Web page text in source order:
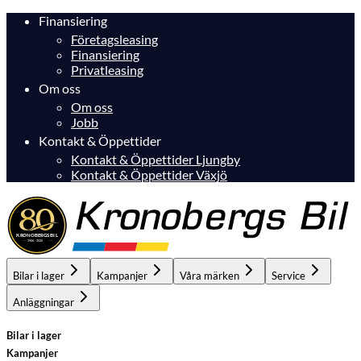
Finansiering
Företagsleasing
Finansiering
Privatleasing
Om oss
Om oss
Jobb
Kontakt & Öppettider
Kontakt & Öppettider Ljungby
Kontakt & Öppettider Växjö
Bilar i lager Kampanjer Våra märken Service
Anläggningar
Bilar i lager
Kampanjer